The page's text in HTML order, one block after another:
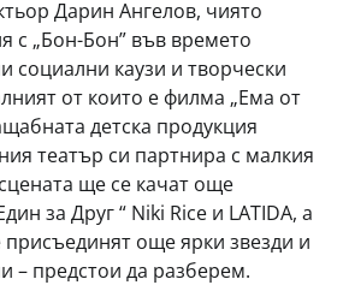
Дарин Ангелов, чиято
с „Бон-Бон” във времето
социални каузи и творчески
от които е филма „Ема от
детска продукция
театър си партнира с малкия
ще се качат още
за Друг “ Niki Rice и LATIDA, a
още ярки звезди и
– предстои да разберем.